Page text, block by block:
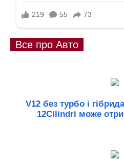
Все про Авто
V12 без турбо і
12Cilindri може